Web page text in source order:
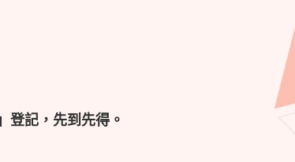
登記，先到先得。